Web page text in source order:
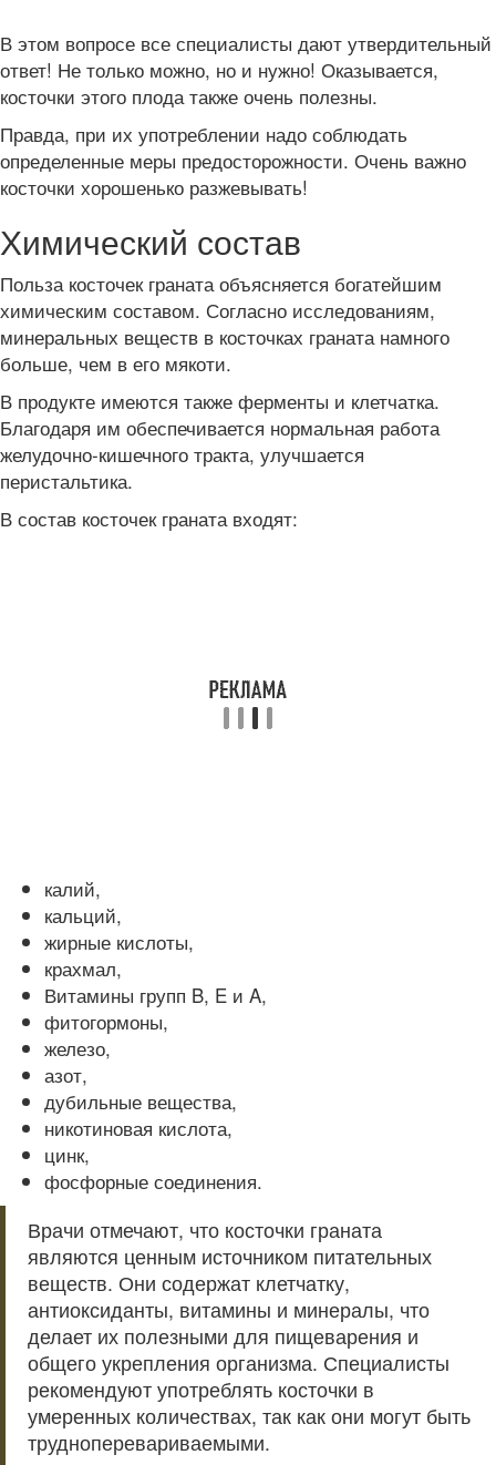
В этом вопросе все специалисты дают утвердительный
ответ! Не только можно, но и нужно! Оказывается,
косточки этого плода также очень полезны.
Правда, при их употреблении надо соблюдать
определенные меры предосторожности. Очень важно
косточки хорошенько разжевывать!
Химический состав
Польза косточек граната объясняется богатейшим
химическим составом. Согласно исследованиям,
минеральных веществ в косточках граната намного
больше, чем в его мякоти.
В продукте имеются также ферменты и клетчатка.
Благодаря им обеспечивается нормальная работа
желудочно-кишечного тракта, улучшается
перистальтика.
В состав косточек граната входят:
калий,
кальций,
жирные кислоты,
крахмал,
Витамины групп B, E и A,
фитогормоны,
железо,
азот,
дубильные вещества,
никотиновая кислота,
цинк,
фосфорные соединения.
Врачи отмечают, что косточки граната
являются ценным источником питательных
веществ. Они содержат клетчатку,
антиоксиданты, витамины и минералы, что
делает их полезными для пищеварения и
общего укрепления организма. Специалисты
рекомендуют употреблять косточки в
умеренных количествах, так как они могут быть
трудноперевариваемыми.